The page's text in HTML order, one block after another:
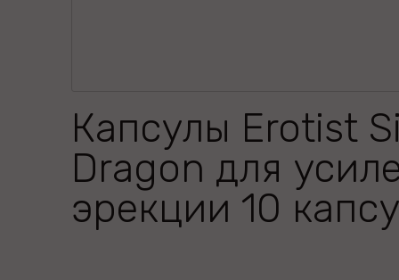
Капсулы Erotist
Dragon для
эрекции 10